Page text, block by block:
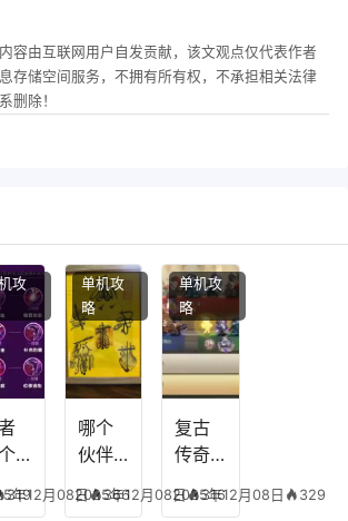
容由互联网用户自发贡献，该文观点仅代表作者
存储空间服务，不拥有所有权，不承担相关法律
删除！
319
年12月08日 366
攻
哪个
伙伴
心符
2025年12月08日 316
单机攻
略
复古
传奇
平民
2025年12月08日 329
单机攻
略